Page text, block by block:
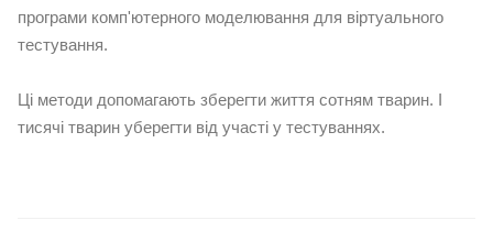
програми комп'ютерного моделювання для віртуального
тестування.
Ці методи допомагають зберегти життя сотням тварин. І
тисячі тварин уберегти від участі у тестуваннях.